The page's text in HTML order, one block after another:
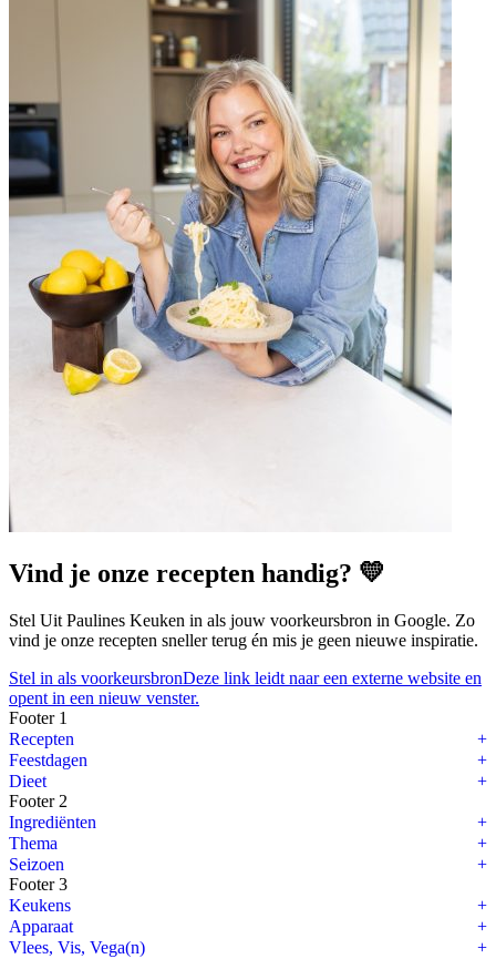
Vind je onze recepten handig? 💛
Stel Uit Paulines Keuken in als jouw voorkeursbron in Google. Zo
vind je onze recepten sneller terug én mis je geen nieuwe inspiratie.
Stel in als voorkeursbronDeze link leidt naar een externe website en
opent in een nieuw venster.
Footer 1
Recepten
Feestdagen
Dieet
Footer 2
Ingrediënten
Thema
Seizoen
Footer 3
Keukens
Apparaat
Vlees, Vis, Vega(n)